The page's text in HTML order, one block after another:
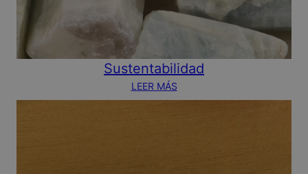
Sustentabilidad
LEER MÁS